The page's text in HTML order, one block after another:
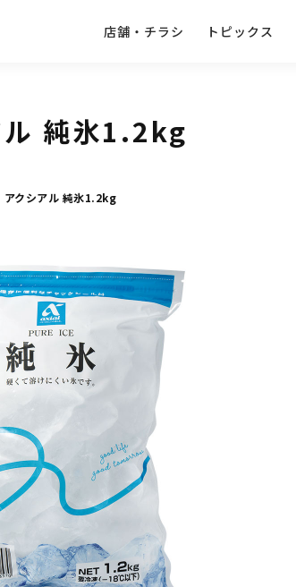
店舗・チラシ トピックス
ル 純氷1.2kg
アクシアル 純氷1.2kg